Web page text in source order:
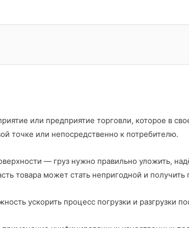
или предприятие торговли, которое в
точке или непосредственно к потребителю.
— груз нужно правильно уложить,
товара может стать непригодной и
ускорить процесс погрузки и разгрузки